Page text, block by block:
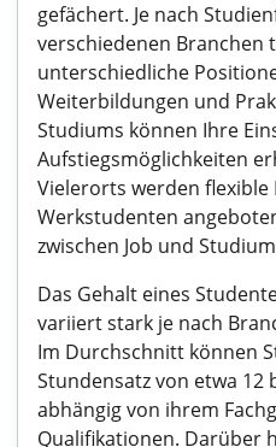
gefächert. Je nach
verschiedenen Branchen
unterschiedliche
Weiterbildungen und
Studiums können Ihre
Aufstiegsmöglichkeiten
Vielerorts werden flexible
Werkstudenten
zwischen Job und
Das Gehalt eines
variiert stark je nach
Im Durchschnitt können
Stundensatz von etwa 12
abhängig von ihrem
Qualifikationen. Darüber